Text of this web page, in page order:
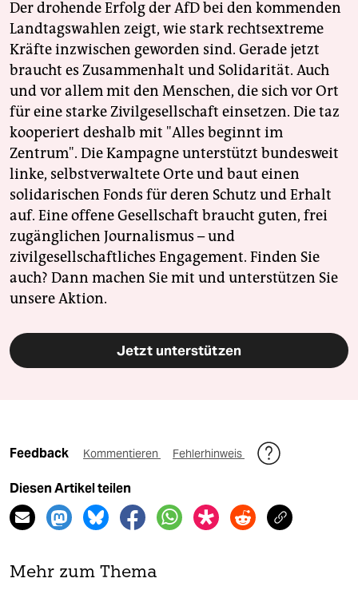
Der drohende Erfolg der AfD bei den kommenden
Landtagswahlen zeigt, wie stark rechtsextreme
Kräfte inzwischen geworden sind. Gerade jetzt
braucht es Zusammenhalt und Solidarität. Auch
und vor allem mit den Menschen, die sich vor Ort
für eine starke Zivilgesellschaft einsetzen. Die taz
kooperiert deshalb mit "Alles beginnt im
Zentrum". Die Kampagne unterstützt bundesweit
linke, selbstverwaltete Orte und baut einen
solidarischen Fonds für deren Schutz und Erhalt
auf. Eine offene Gesellschaft braucht guten, frei
zugänglichen Journalismus – und
zivilgesellschaftliches Engagement. Finden Sie
auch? Dann machen Sie mit und unterstützen Sie
unsere Aktion.
Jetzt unterstützen
Feedback Kommentieren Fehlerhinweis
Diesen Artikel teilen
Mehr zum Thema